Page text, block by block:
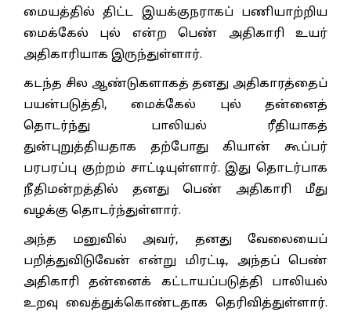
மையத்தில் திட்ட இயக்குநராகப் பணியாற்றிய
மைக்கேல் புல் என்ற பெண் அதிகாரி உயர்
அதிகாரியாக இருந்துள்ளார்.
கடந்த சில ஆண்டுகளாகத் தனது அதிகாரத்தைப்
பயன்படுத்தி, மைக்கேல் புல் தன்னைத்
தொடர்ந்து பாலியல் ரீதியாகத்
துன்புறுத்தியதாக தற்போது கியான் கூப்பர்
பரபரப்பு குற்றம் சாட்டியுள்ளார். இது தொடர்பாக
நீதிமன்றத்தில் தனது பெண் அதிகாரி மீது
வழக்கு தொடர்ந்துள்ளார்.
அந்த மனுவில் அவர், தனது வேலையைப்
பறித்துவிடுவேன் என்று மிரட்டி, அந்தப் பெண்
அதிகாரி தன்னைக் கட்டாயப்படுத்தி பாலியல்
உறவு வைத்துக்கொண்டதாக தெரிவித்துள்ளார்.